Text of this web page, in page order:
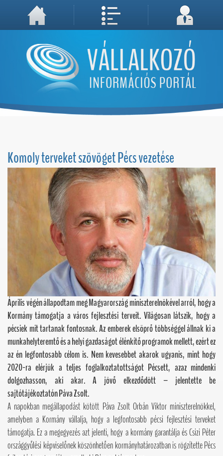
A weboldal használatával Ön elfogadja, hogy Cookie-kat (sütiket) tároljunk számítógépén. A sütik a weboldal megfelelő működéséhez
Megértettem, folytatás...
Komoly terveket szövöget Pécs vezetése
Április végén állapodtam meg Magyarország miniszterelnökével arról, hogy a
Kormány támogatja a város fejlesztési terveit. Világosan látszik, hogy a
pécsiek mit tartanak fontosnak. Az emberek elsöprő többséggel állnak ki a
munkahelyteremtő és a helyi gazdaságot élénkítő programok mellett, ezért ez
az én legfontosabb célom is. Nem kevesebbet akarok ugyanis, mint hogy
2020-ra elérjük a teljes foglalkoztatottságot Pécsett, azaz mindenki
dolgozhasson, aki akar. A jövő elkezdődött – jelentette be
sajtótájékoztatón Páva Zsolt.
A napokban megállapodást kötött Páva Zsolt Orbán Viktor miniszterelnökkel,
amelyben a Kormány vállalja, hogy a legfontosabb pécsi fejlesztési terveket
támogatja. Ez a megegyezés azt jelenti, hogy a kormány garantálja és Csizi Péter
országgyűlési képviselőnek köszönhetően kormányhatározatban is rögzítette Pécs